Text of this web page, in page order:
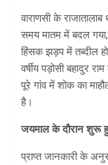
वाराणसी के
समय मातम में बदल
हिंसक झड़प में तब्दील
वर्षीय पड़ोसी बहादुर
पूरे गांव में शोक का
है।
जयमाल के दौरान शुरू
प्राप्त जानकारी के